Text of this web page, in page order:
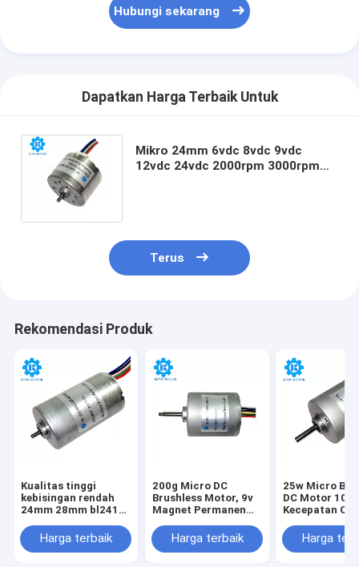
Hubungi sekarang
Dapatkan Harga Terbaik Untuk
Mikro 24mm 6vdc 8vdc 9vdc
12vdc 24vdc 2000rpm 3000rpm
Terus
Rekomendasi Produk
Kualitas tinggi
kebisingan rendah
24mm 28mm bl2418
bl2847 dc 6v 12v
14.4v 18v 24v
Harga terbaik
200g Micro DC
Brushless Motor, 9v
Magnet Permanen
Harga terbaik
25w Micro
DC Motor
Kecepatan
Harga